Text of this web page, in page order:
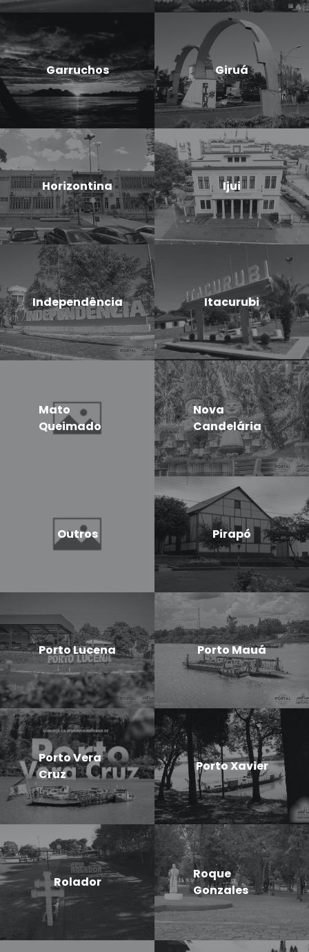
Garruchos Giruá
Horizontina Ijui
Independência Itacurubi
Mato
Queimado
Nova
Candelária
Outros Pirapó
Porto Lucena Porto Mauá
Porto Vera
Cruz
Porto Xavier
Rolador
Roque
Gonzales